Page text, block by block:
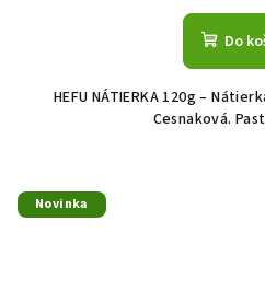
Do
HEFU NÁTIERKA 120g –
Cesnaková.
Novinka